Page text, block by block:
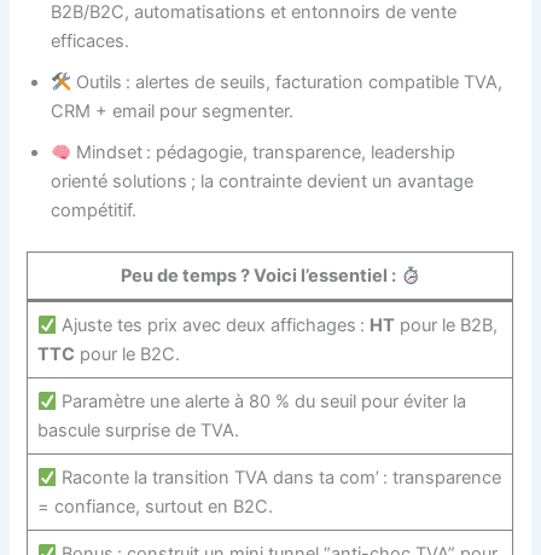
B2B/B2C, automatisations et entonnoirs de vente
efficaces.
Outils : alertes de seuils, facturation compatible TVA,
CRM + email pour segmenter.
Mindset : pédagogie, transparence, leadership
orienté solutions ; la contrainte devient un avantage
compétitif.
Peu de temps ? Voici l’essentiel :
Ajuste tes prix avec deux affichages : HT pour le B2B,
TTC pour le B2C.
Paramètre une alerte à 80 % du seuil pour éviter la
bascule surprise de TVA.
Raconte la transition TVA dans ta com’ : transparence
= confiance, surtout en B2C.